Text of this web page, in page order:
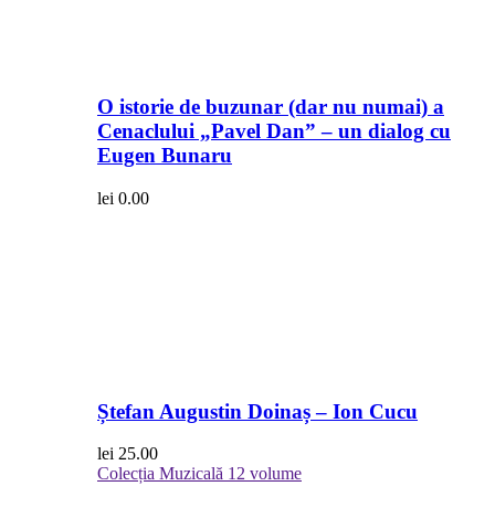
O istorie de buzunar (dar nu numai) a
Cenaclului „Pavel Dan” – un dialog cu
Eugen Bunaru
lei 0.00
Ștefan Augustin Doinaș – Ion Cucu
lei 25.00
Colecția Muzicală 12 volume